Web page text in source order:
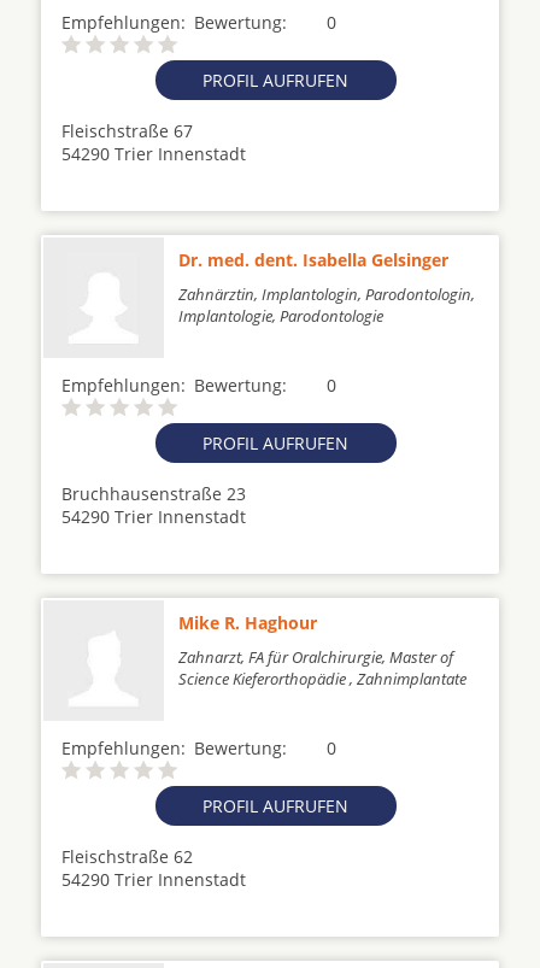
Empfehlungen: 0
Bewertung:
PROFIL AUFRUFEN
Fleischstraße 67
54290 Trier Innenstadt
Dr. med. dent. Isabella Gelsinger
Zahnärztin, Implantologin, Parodontologin,
Implantologie, Parodontologie
Empfehlungen: 0
Bewertung:
PROFIL AUFRUFEN
Bruchhausenstraße 23
54290 Trier Innenstadt
Mike R. Haghour
Zahnarzt, FA für Oralchirurgie, Master of
Science Kieferorthopädie , Zahnimplantate
Empfehlungen: 0
Bewertung:
PROFIL AUFRUFEN
Fleischstraße 62
54290 Trier Innenstadt